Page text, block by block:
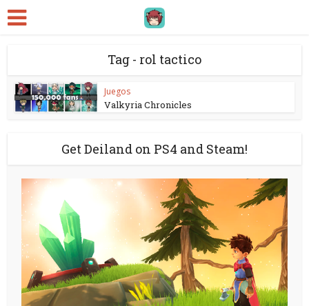
Tag - rol tactico
Juegos
Valkyria Chronicles
Get Deiland on PS4 and Steam!